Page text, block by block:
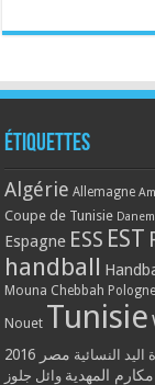
Étiquettes
Algérie Allemagne
Coupe de Tunisie
Espagne ESS EST
handball
Mouna Chebbah Pologne
Nouet Tunisie
اليد النسائية مصر 2016
مكارم المهدية وائل جلوز